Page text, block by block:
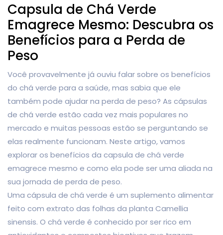
Capsula de Chá Verde
Emagrece Mesmo: Descubra os
Benefícios para a Perda de
Peso
Você provavelmente já ouviu falar sobre os benefícios
do chá verde para a saúde, mas sabia que ele
também pode ajudar na perda de peso? As cápsulas
de chá verde estão cada vez mais populares no
mercado e muitas pessoas estão se perguntando se
elas realmente funcionam. Neste artigo, vamos
explorar os benefícios da capsula de chá verde
emagrece mesmo e como ela pode ser uma aliada na
sua jornada de perda de peso.
Uma cápsula de chá verde é um suplemento alimentar
feito com extrato das folhas da planta Camellia
sinensis. O chá verde é conhecido por ser rico em